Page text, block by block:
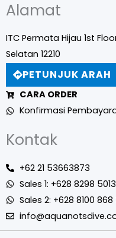
Alamat
ITC Permata Hijau 1st
Selatan 12210
PETUNJUK ARAH
CARA ORDER
Konfirmasi
Kontak
+62 21 53663873
Sales 1: +628 8298
Sales 2: +628 8100 868